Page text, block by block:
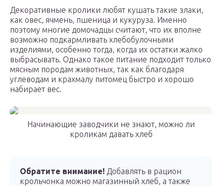
Декоративные кролики любят кушать такие злаки,
как овес, ячмень, пшеница и кукуруза. Именно
поэтому многие домочадцы считают, что их вполне
возможно подкармливать хлебобулочными
изделиями, особенно тогда, когда их остатки жалко
выбрасывать. Однако такое питание подходит только
мясным породам животных, так как благодаря
углеводам и крахмалу питомец быстро и хорошо
набирает вес.
Начинающие заводчики не знают, можно ли
кроликам давать хлеб
Обратите внимание! Добавлять в рацион
крольчонка можно магазинный хлеб, а также